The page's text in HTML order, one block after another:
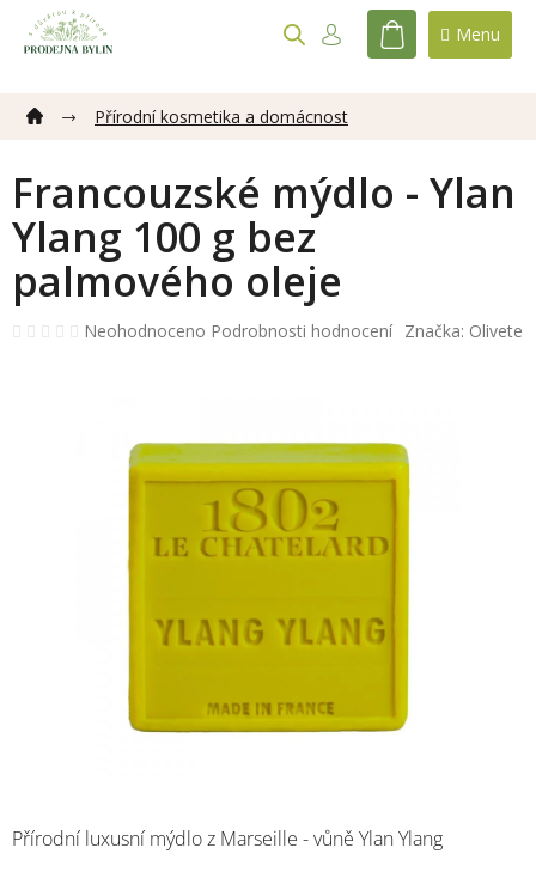
obsah
NÁKUPNÍ
Přírodní kosmetika a domácnost
Francouzské mýdlo - Ylan
Ylang 100 g bez
palmového oleje
Průměrné
hvězdiček.
Neohodnoceno Podrobnosti hodnocení Značka: Olivete
Přírodní luxusní mýdlo z Marseille - vůně Ylan Ylang